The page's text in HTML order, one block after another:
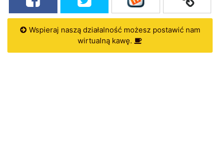
Wspieraj naszą działalność możesz postawić nam
wirtualną kawę.